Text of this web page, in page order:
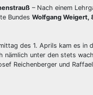
– Nach einem
Bundes Wolfgang Weigert,
des 1. Aprils kam es in
nämlich unter den stets
Reichenberger und